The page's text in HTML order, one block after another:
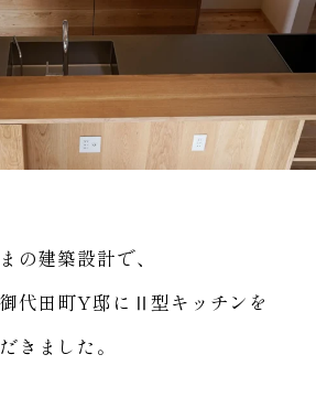
の建築設計で、
代田町Y邸にⅡ型キッチンを
きました。